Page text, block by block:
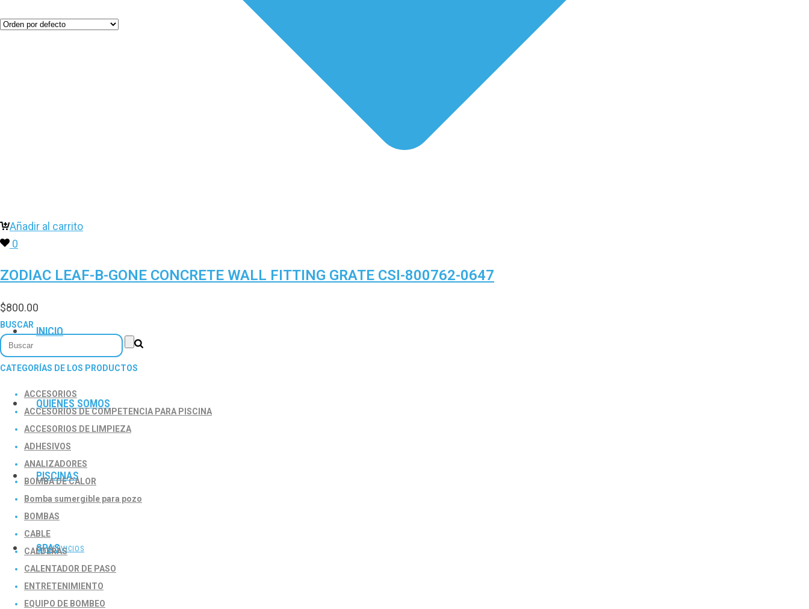
INICIO
QUIENES SOMOS
PISCINAS
SERVICIOS
SPAS
Añadir al carrito
0
ZODIAC LEAF-B-GONE CONCRETE WALL FITTING GRATE CSI-800762-0647
$800.00
BUSCAR
CATEGORÍAS DE LOS PRODUCTOS
ACCESORIOS
ACCESORIOS DE COMPETENCIA PARA PISCINA
ACCESORIOS DE LIMPIEZA
ADHESIVOS
ANALIZADORES
BOMBA DE CALOR
Bomba sumergible para pozo
BOMBAS
CABLE
CALDERAS
CALENTADOR DE PASO
ENTRETENIMIENTO
EQUIPO DE BOMBEO